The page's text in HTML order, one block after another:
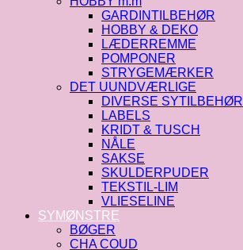
GARDINTILBEHØR
HOBBY & DEKO
LÆDERREMME
POMPONER
STRYGEMÆRKER
DET UUNDVÆRLIGE
DIVERSE SYTILBEHØR
LABELS
KRIDT & TUSCH
NÅLE
SAKSE
SKULDERPUDER
TEKSTIL-LIM
VLIESELINE
SYMØNSTRE
BØGER
CHA COUD